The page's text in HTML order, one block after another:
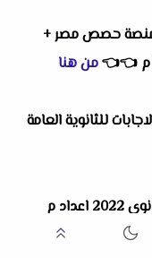
منصة حصص مصر +
👈
👈من هنا
للثانوية العامة
اختبار فيزياء بالاجابات للصف الثالث الثانوى 2022 اعداد م